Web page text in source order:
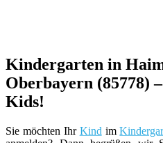
Kindergarten in
Oberbayern (85778)
Kids!
Sie möchten Ihr Kind im